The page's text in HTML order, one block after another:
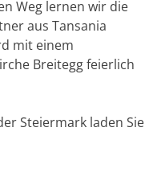
Weg lernen wir die
aus Tansania
mit einem
Breitegg feierlich
Steiermark laden Sie